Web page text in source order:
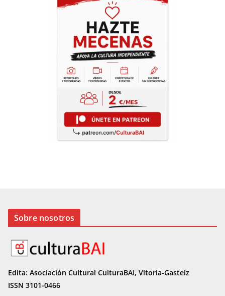
Sobre nosotros
Edita: Asociación Cultural CulturaBAI, Vitoria-Gasteiz
ISSN 3101-0466